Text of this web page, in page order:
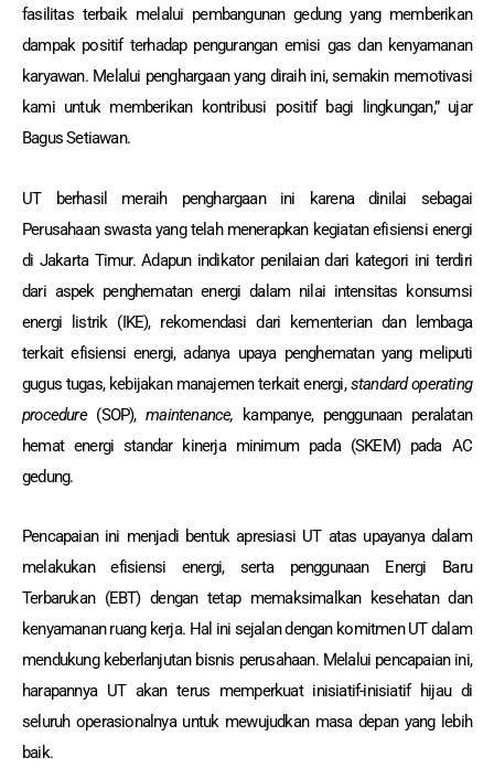
fasilitas terbaik melalui pembangunan gedung yang memberikan
dampak positif terhadap pengurangan emisi gas dan kenyamanan
karyawan. Melalui penghargaan yang diraih ini, semakin memotivasi
kami untuk memberikan kontribusi positif bagi lingkungan,” ujar
Bagus Setiawan.
UT berhasil meraih penghargaan ini karena dinilai sebagai
Perusahaan swasta yang telah menerapkan kegiatan efisiensi energi
di Jakarta Timur. Adapun indikator penilaian dari kategori ini terdiri
dari aspek penghematan energi dalam nilai intensitas konsumsi
energi listrik (IKE), rekomendasi dari kementerian dan lembaga
terkait efisiensi energi, adanya upaya penghematan yang meliputi
gugus tugas, kebijakan manajemen terkait energi,standard operating
procedure (SOP),maintenance, kampanye, penggunaan peralatan
hemat energi standar kinerja minimum pada (SKEM) pada AC
gedung.
Pencapaian ini menjadi bentuk apresiasi UT atas upayanya dalam
melakukan efisiensi energi, serta penggunaan Energi Baru
Terbarukan (EBT) dengan tetap memaksimalkan kesehatan dan
kenyamanan ruang kerja. Hal ini sejalan dengan komitmen UT dalam
mendukung keberlanjutan bisnis perusahaan. Melalui pencapaian ini,
harapannya UT akan terus memperkuat inisiatif-inisiatif hijau di
seluruh operasionalnya untuk mewujudkan masa depan yang lebih
baik.